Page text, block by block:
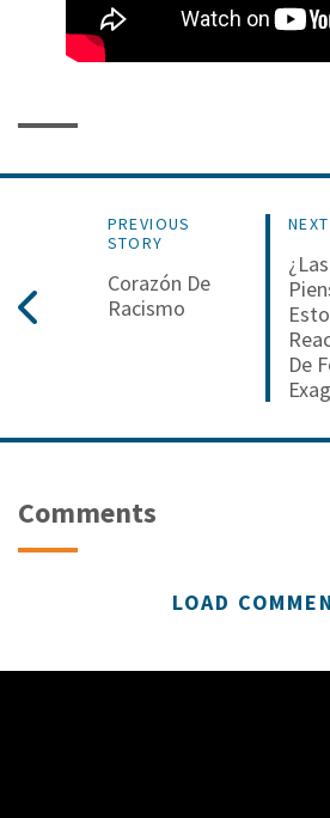
PREVIOUS
STORY
Corazón De
Racismo
De
Comments
LOAD